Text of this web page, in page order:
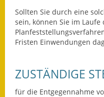
Sollten Sie durch eine
sein, können Sie im Laufe
Fristen Einwendungen
ZUSTÄNDIGE
für die Entgegennahme